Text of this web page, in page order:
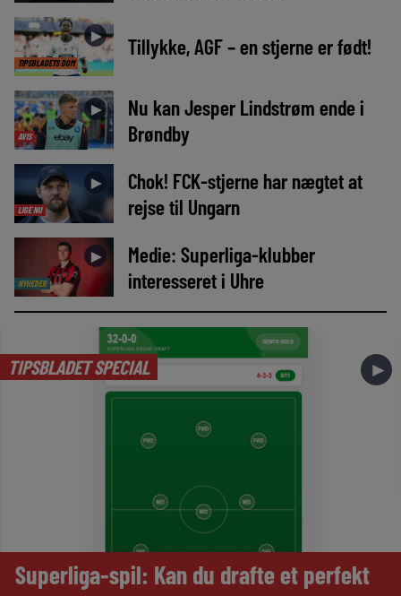
TIPSBLADETS DOM
► Tillykke, AGF – en stjerne er født!
AVIS
►
Nu kan Jesper Lindstrøm ende i
Brøndby
LIGE NU
►
Chok! FCK-stjerne har nægtet at
rejse til Ungarn
NYHEDER
►
Medie: Superliga-klubber
interesseret i Uhre
TIPSBLADET SPECIAL ►
Superliga-spil: Kan du drafte et perfekt